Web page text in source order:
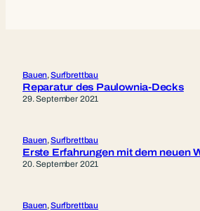
Bauen, Surfbrettbau
Reparatur des Paulownia-Decks
29. September 2021
Bauen, Surfbrettbau
Erste Erfahrungen mit dem neuen
20. September 2021
Bauen, Surfbrettbau